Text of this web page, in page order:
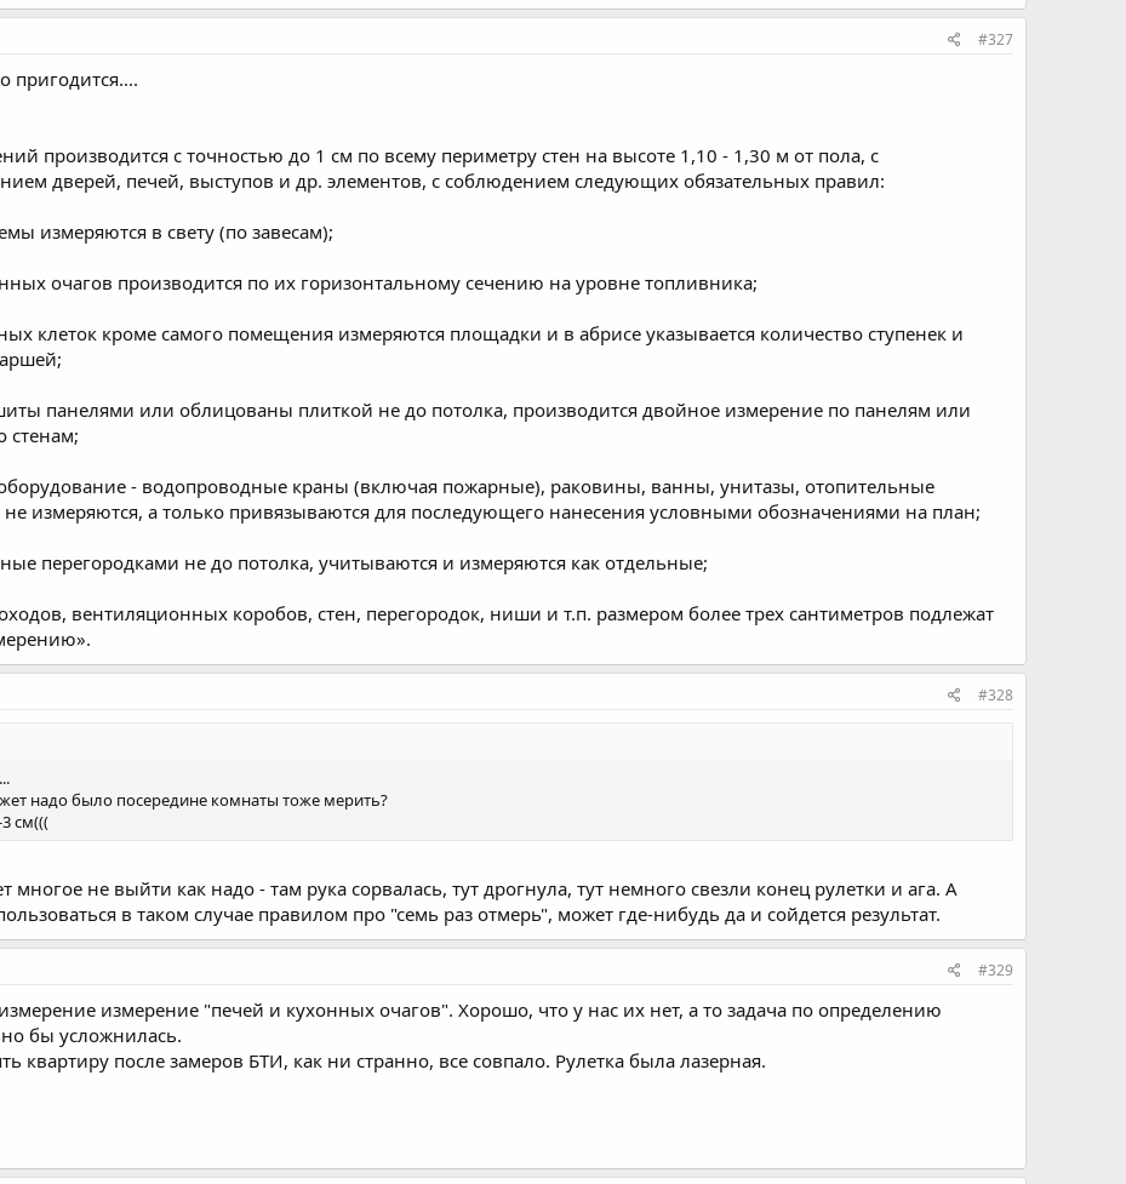
#327
пригодится....
производится с точностью до 1 см по всему периметру стен на высоте 1,10 - 1,30 м от пола, с
дверей, печей, выступов и др. элементов, с соблюдением следующих обязательных правил:
измеряются в свету (по завесам);
очагов производится по их горизонтальному сечению на уровне топливника;
клеток кроме самого помещения измеряются площадки и в абрисе указывается количество ступенек и
панелями или облицованы плиткой не до потолка, производится двойное измерение по панелям или
стенам;
- водопроводные краны (включая пожарные), раковины, ванны, унитазы, отопительные
измеряются, а только привязываются для последующего нанесения условными обозначениями на план;
перегородками не до потолка, учитываются и измеряются как отдельные;
вентиляционных коробов, стен, перегородок, ниши и т.п. размером более трех сантиметров подлежат
#328
надо было посередине комнаты тоже мерить?
см(((
не выйти как надо - там рука сорвалась, тут дрогнула, тут немного свезли конец рулетки и ага. А
в таком случае правилом про "семь раз отмерь", может где-нибудь да и сойдется результат.
#329
измерение "печей и кухонных очагов". Хорошо, что у нас их нет, а то задача по определению
бы усложнилась.
квартиру после замеров БТИ, как ни странно, все совпало. Рулетка была лазерная.